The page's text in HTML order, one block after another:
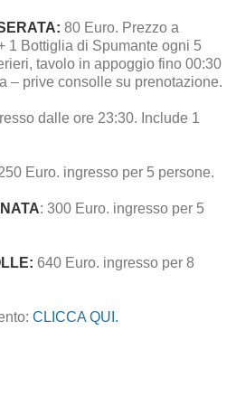
80 Euro. Prezzo a
1 Bottiglia di Spumante ogni 5
tavolo in appoggio fino 00:30
– prive consolle su prenotazione.
dalle ore 23:30. Include 1
Euro. ingresso per 5 persone.
: 300 Euro. ingresso per 5
640 Euro. ingresso per 8
CLICCA QUI.